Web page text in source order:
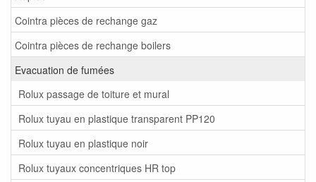
Cointra pièces de rechange gaz
Cointra pièces de rechange boilers
Evacuation de fumées
Rolux passage de toiture et mural
Rolux tuyau en plastique transparent PP120
Rolux tuyau en plastique noir
Rolux tuyaux concentriques HR top